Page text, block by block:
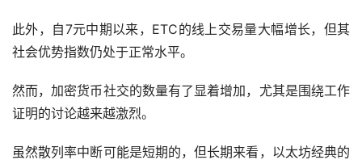
此外，自7元中期以来，ETC的线上交易量大幅增长，但其
社会优势指数仍处于正常水平。
然而，加密货币社交的数量有了显着增加，尤其是围绕工作
证明的讨论越来越激烈。
虽然散列率中断可能是短期的，但长期来看，以太坊经典的